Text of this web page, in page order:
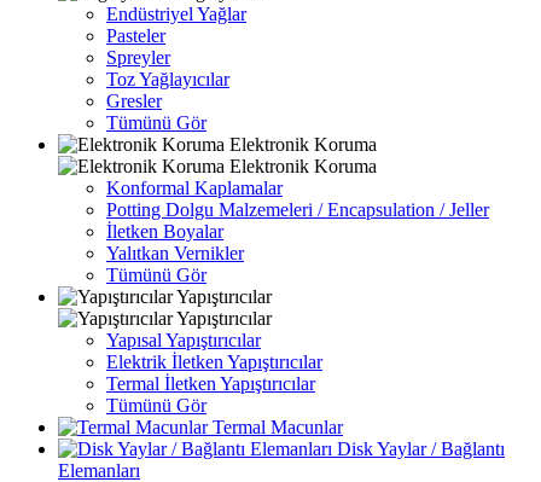
Endüstriyel Yağlar
Pasteler
Spreyler
Toz Yağlayıcılar
Gresler
Tümünü Gör
Elektronik Koruma
Elektronik Koruma
Konformal Kaplamalar
Potting Dolgu Malzemeleri / Encapsulation / Jeller
İletken Boyalar
Yalıtkan Vernikler
Tümünü Gör
Yapıştırıcılar
Yapıştırıcılar
Yapısal Yapıştırıcılar
Elektrik İletken Yapıştırıcılar
Termal İletken Yapıştırıcılar
Tümünü Gör
Termal Macunlar
Disk Yaylar / Bağlantı
Elemanları